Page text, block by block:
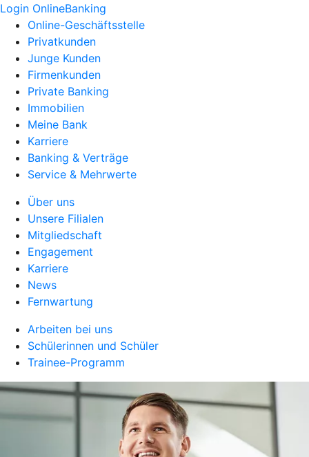
Login OnlineBanking
Online-Geschäftsstelle
Privatkunden
Junge Kunden
Firmenkunden
Private Banking
Immobilien
Meine Bank
Karriere
Banking & Verträge
Service & Mehrwerte
Über uns
Unsere Filialen
Mitgliedschaft
Engagement
Karriere
News
Fernwartung
Arbeiten bei uns
Schülerinnen und Schüler
Trainee-Programm